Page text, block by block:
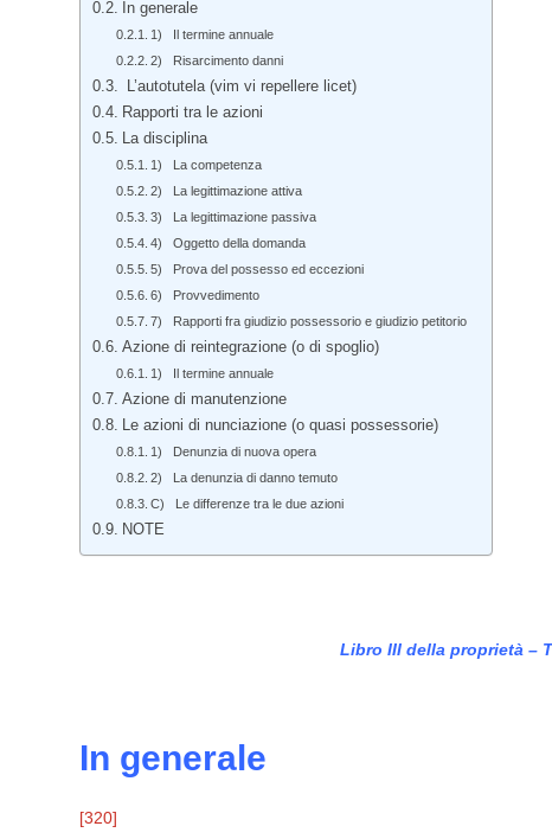
In generale
1) Il termine annuale
2) Risarcimento danni
L’autotutela (vim vi repellere licet)
Rapporti tra le azioni
La disciplina
1) La competenza
2) La legittimazione attiva
3) La legittimazione passiva
4) Oggetto della domanda
5) Prova del possesso ed eccezioni
6) Provvedimento
7) Rapporti fra giudizio possessorio e giudizio petitorio
Azione di reintegrazione (o di spoglio)
1) Il termine annuale
Azione di manutenzione
Le azioni di nunciazione (o quasi possessorie)
1) Denunzia di nuova opera
2) La denunzia di danno temuto
C) Le differenze tra le due azioni
NOTE
Libro III della proprietà –
In generale
[320]